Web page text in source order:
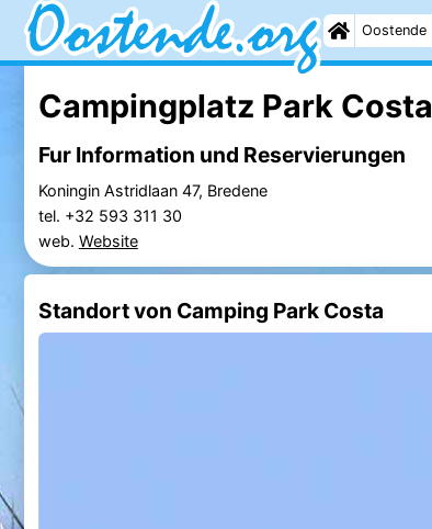
Oostende
Campingplatz Park Costa
Fur Information und Reservierungen
Koningin Astridlaan 47, Bredene
tel. +32 593 311 30
web. Website
Standort von Camping Park Costa